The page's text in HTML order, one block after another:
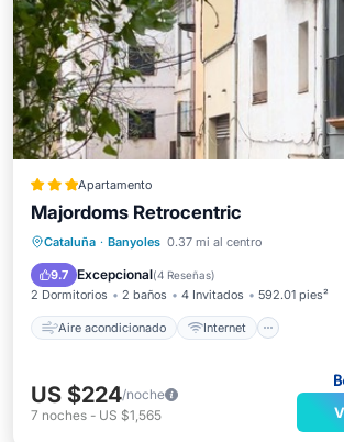
Apartamento
Majordoms Retrocentric
Cataluña · Banyoles 0.37 mi al centro
9.7 Excepcional(4 Reseñas)
2 Dormitorios 2 baños 4 Invitados 592.01 pies²
Aire acondicionado Internet
Aire acondicionado
Se admiten mascotas
US $224/noche
7 noches - US $1,565